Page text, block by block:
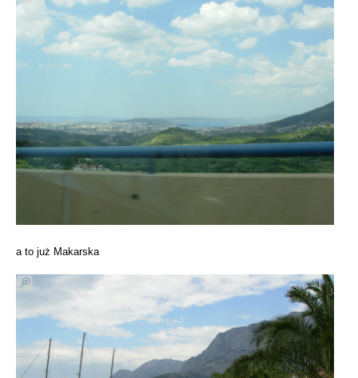
a to już Makarska